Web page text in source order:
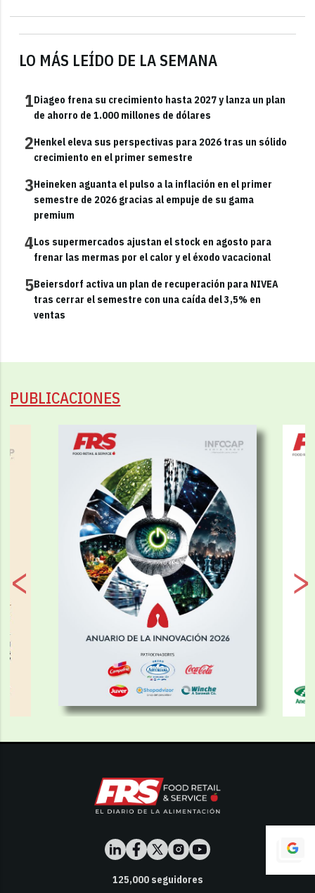
LO MÁS LEÍDO DE LA SEMANA
1Diageo frena su crecimiento hasta 2027 y lanza un plan
de ahorro de 1.000 millones de dólares
2Henkel eleva sus perspectivas para 2026 tras un sólido
crecimiento en el primer semestre
3Heineken aguanta el pulso a la inflación en el primer
semestre de 2026 gracias al empuje de su gama
premium
4Los supermercados ajustan el stock en agosto para
frenar las mermas por el calor y el éxodo vacacional
5Beiersdorf activa un plan de recuperación para NIVEA
tras cerrar el semestre con una caída del 3,5% en
ventas
PUBLICACIONES
125,000seguidores